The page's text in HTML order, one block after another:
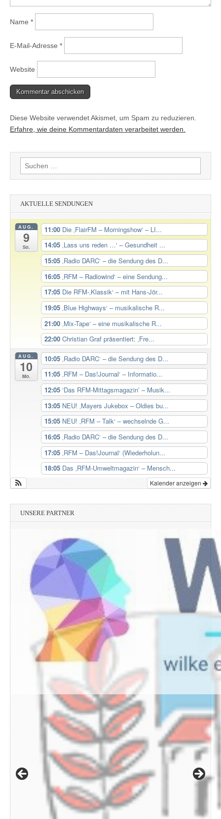
Name *
E-Mail-Adresse *
Website
Diese Website verwendet Akismet, um Spam zu reduzieren.
Erfahre, wie deine Kommentardaten verarbeitet werden.
Suchen
nach:
AKTUELLE SENDUNGEN
AUG.
9
So.
11:00 Die ‚FlairFM – Morningshow‘ – LI...
14:05 ‚Lass uns reden …‘ – Gesundheit ...
15:05 ‚Radio DARC‘ – die Sendung des D...
16:05 ‚RFM – Radiowind‘ – eine Sendung...
17:05 Die RFM-‚Klassik‘ – mit Hans-Jör...
19:05 ‚Blue Highways‘ – musikalische R...
21:00 ‚Mix-Tape‘ – eine musikalische R...
22:00 Christian Graf präsentiert: ‚Fre...
AUG.
10
Mo.
10:05 ‚Radio DARC‘ – die Sendung des D...
11:05 ‚RFM – Das!Journal‘ – Informatio...
12:05 ‘Das RFM-Mittagsmagazin’ – Musik...
13:05 NEU! ‚Mayers Jukebox – Oldies bu...
15:05 NEU! ‚RFM – Talk‘ – wechselnde G...
16:05 ‚Radio DARC‘ – die Sendung des D...
17:05 ‚RFM – Das!Journal‘ (Wiederholun...
18:05 Das ‚RFM-Umweltmagazin‘ – Mensch...
Kalender anzeigen
UNSERE PARTNER